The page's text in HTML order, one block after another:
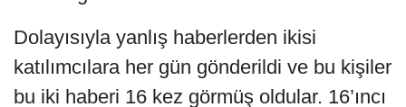
Dolayısıyla yanlış haberlerden ikisi
katılımcılara her gün gönderildi ve bu kişiler
bu iki haberi 16 kez görmüş oldular. 16’ıncı